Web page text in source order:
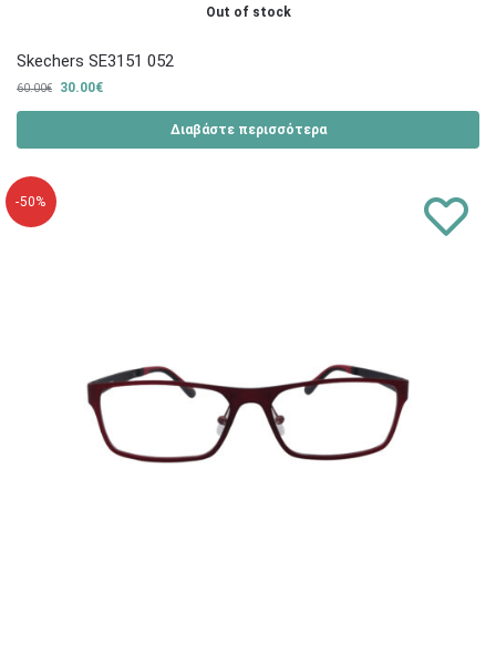
Out of stock
Skechers SE3151 052
60.00€ 30.00€
Διαβάστε περισσότερα
-50%